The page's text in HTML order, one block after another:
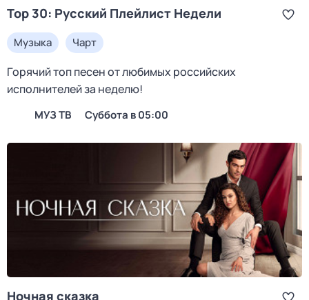
Top 30: Русский Плейлист Недели
Музыка Чарт
Горячий топ песен от любимых российских
исполнителей за неделю!
МУЗ ТВ суббота в 05:00
Ночная сказка